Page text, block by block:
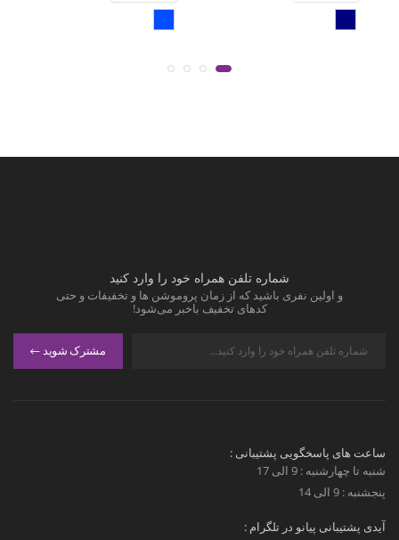
شماره تلفن همراه خود را وارد کنید
و اولین نفری باشید که از زمان پروموشن ها و تخفیفات و حتی
کدهای تخفیف باخبر می‌شود!
مشترک شوید
ساعت های پاسخگویی پشتیبانی :
شنبه تا چهارشنبه : 9 الی 17
پنجشنبه : 9 الی 14
آیدی پشتیبانی پیانو در تلگرام :